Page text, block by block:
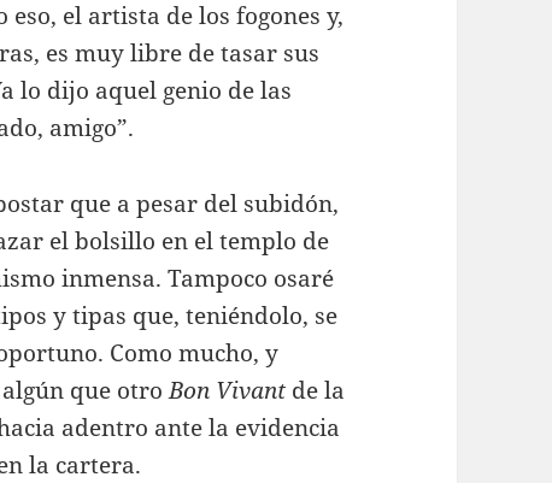
el artista de los fogones y,
es muy libre de tasar sus
lo dijo aquel genio de las
amigo”.
que a pesar del subidón,
el bolsillo en el templo de
inmensa. Tampoco osaré
y tipas que, teniéndolo, se
Como mucho, y
que otroBon Vivant de la
adentro ante la evidencia
la cartera.